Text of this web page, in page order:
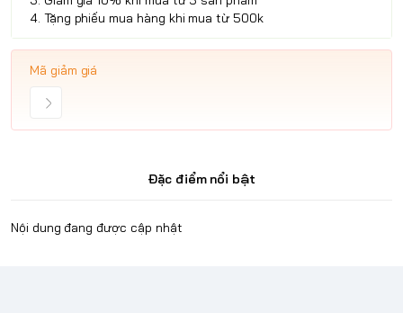
4. Tặng phiếu mua hàng khi mua từ 500k
Mã giảm giá
Đặc điểm nổi bật
Nội dung đang được cập nhật